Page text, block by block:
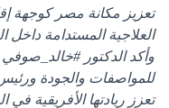
تعزيز مكانة مصر كوجهة
العلاجية المستدامة داخل
وأكد الدكتور#خالد_صوفي
للمواصفات والجودة ورئيس
تعزز ريادتها الأفريقية